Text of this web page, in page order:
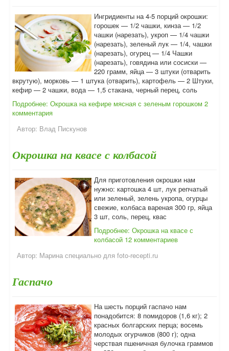
Ингридиенты на 4-5 порций окрошки:
горошек — 1/2 чашки, кинза — 1/2
чашки (нарезать), укроп — 1/4 чашки
(нарезать), зеленый лук — 1/4, чашки
(нарезать), огурец — 1/4 Чашки
(нарезать), говядина или сосиски —
220 грамм, яйца — 3 штуки (отварить
вкрутую), морковь — 1 штука (отварить), картофель — 2 Штуки,
кефир — 2 чашки, вода — 1,5 стакана, черный перец, соль
Подробнее: Окрошка на кефире мясная с зеленым горошком 2
комментария
Автор: Влад Пискунов
Окрошка на квасе с колбасой
Для приготовления окрошки нам
нужно: картошка 4 шт, лук репчатый
или зеленый, зелень укропа, огурцы
свежие, колбаса вареная 300 гр, яйца
3 шт, соль, перец, квас
Подробнее: Окрошка на квасе с
колбасой 12 комментариев
Автор: Марина специально для foto-recepti.ru
Гаспачо
На шесть порций гаспачо нам
понадобится: 8 помидоров (1,6 кг); 2
красных болгарских перца; восемь
молодых огурчиков (800 г); одна
черствая пшеничная булочка граммов